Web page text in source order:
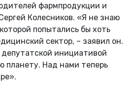
фармпродукции и
Колесников. «Я не знаю
попытались бы хоть
сектор, – заявил он.
инициативой
планету. Над нами теперь